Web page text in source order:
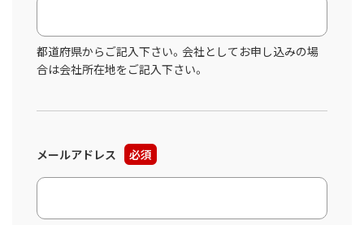
都道府県からご記入下さい。会社としてお申し込みの場
合は会社所在地をご記入下さい。
メールアドレス 必須